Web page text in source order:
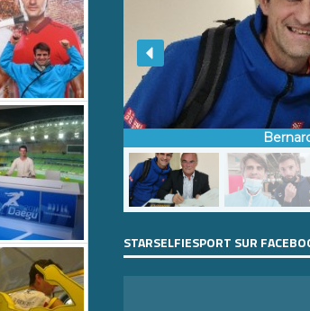
STARSELFIESPORT SUR